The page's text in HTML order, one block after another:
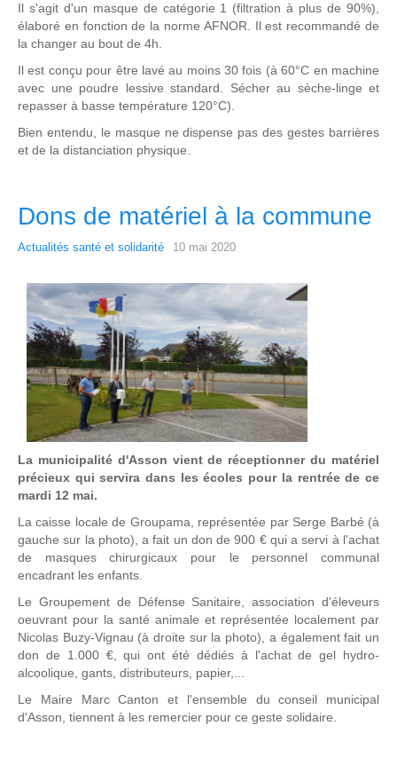
Il s'agit d'un masque de catégorie 1 (filtration à plus de 90%),
élaboré en fonction de la norme AFNOR. Il est recommandé de
la changer au bout de 4h.
Il est conçu pour être lavé au moins 30 fois (à 60°C en machine
avec une poudre lessive standard. Sécher au sèche-linge et
repasser à basse température 120°C).
Bien entendu, le masque ne dispense pas des gestes barrières
et de la distanciation physique.
Dons de matériel à la commune
Actualités santé et solidarité 10 mai 2020
La municipalité d'Asson vient de réceptionner du matériel
précieux qui servira dans les écoles pour la rentrée de ce
mardi 12 mai.
La caisse locale de Groupama, représentée par Serge Barbé (à
gauche sur la photo), a fait un don de 900 € qui a servi à l'achat
de masques chirurgicaux pour le personnel communal
encadrant les enfants.
Le Groupement de Défense Sanitaire, association d'éleveurs
oeuvrant pour la santé animale et représentée localement par
Nicolas Buzy-Vignau (à droite sur la photo), a également fait un
don de 1.000 €, qui ont été dédiés à l'achat de gel hydro-
alcoolique, gants, distributeurs, papier,...
Le Maire Marc Canton et l'ensemble du conseil municipal
d'Asson, tiennent à les remercier pour ce geste solidaire.